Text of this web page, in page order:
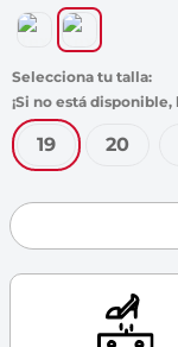
19 20
tenis
throwing
8.
skechers
9.
cartago